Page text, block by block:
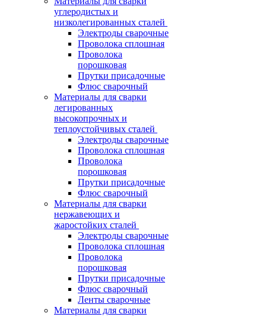
углеродистых и
низколегированных сталей
Электроды сварочные
Проволока сплошная
Проволока
порошковая
Прутки присадочные
Флюс сварочный
Материалы для сварки
легированных
высокопрочных и
теплоустойчивых сталей
Электроды сварочные
Проволока сплошная
Проволока
порошковая
Прутки присадочные
Флюс сварочный
Материалы для сварки
нержавеющих и
жаростойких сталей
Электроды сварочные
Проволока сплошная
Проволока
порошковая
Прутки присадочные
Флюс сварочный
Ленты сварочные
Материалы для сварки